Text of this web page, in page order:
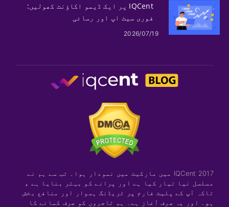
IQCent پر ایک ڈیمو اکاؤنٹ کھولیں:
فوری سیٹ اپ اور رسائی
2026/07/19
IQCent 2017 میں مارکیٹ میں نمودار ہوا۔ تب سے ہم نے
مسلسل نیا تیار کیا ہے اور پرانے کو بہتر بنایا ہے ،
تاکہ آپ کے پلیٹ فارم پر ٹریڈنگ ہموار اور منافع بخش
ہو۔ اور یہ صرف آغاز ہے۔ ہم تاجروں کو صرف کمانے کا